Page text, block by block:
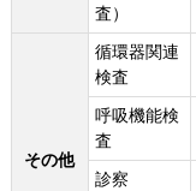
査）
その他
循環器関連
検査
呼吸機能検
査
診察